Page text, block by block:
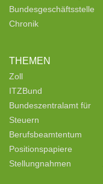
Bundesgeschäftsstelle
Chronik
THEMEN
Zoll
ITZBund
Bundeszentralamt für
Steuern
Berufsbeamtentum
Positionspapiere
Stellungnahmen